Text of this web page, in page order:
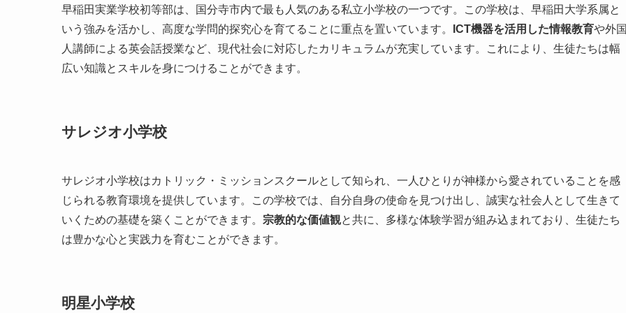
早稲田実業学校初等部は、国分寺市内で最も人気のある私立小学校の一つです。この学校は、早稲田大学系属と
いう強みを活かし、高度な学問的探究心を育てることに重点を置いています。
ICT機器を活用した情報教育や外
人講師による英会話授業など、現代社会に対応したカリキュラムが充実しています。これにより、生徒たちは幅
広い知識とスキルを身につけることができます。
サレジオ小学校
サレジオ小学校はカトリック・ミッションスクールとして知られ、一人ひとりが神様から愛されていることを感
じられる教育環境を提供しています。この学校では、自分自身の使命を見つけ出し、誠実な社会人として生きて
いくための基礎を築くことができます。 宗教的な価値観と共に、多様な体験学習が組み込まれており、生徒たち
は豊かな心と実践力を育むことができます。
明星小学校